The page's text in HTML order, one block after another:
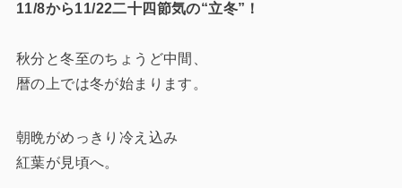
11/8から11/22二十四節気の“立冬”！
秋分と冬至のちょうど中間、
暦の上では冬が始まります。
朝晩がめっきり冷え込み
紅葉が見頃へ。